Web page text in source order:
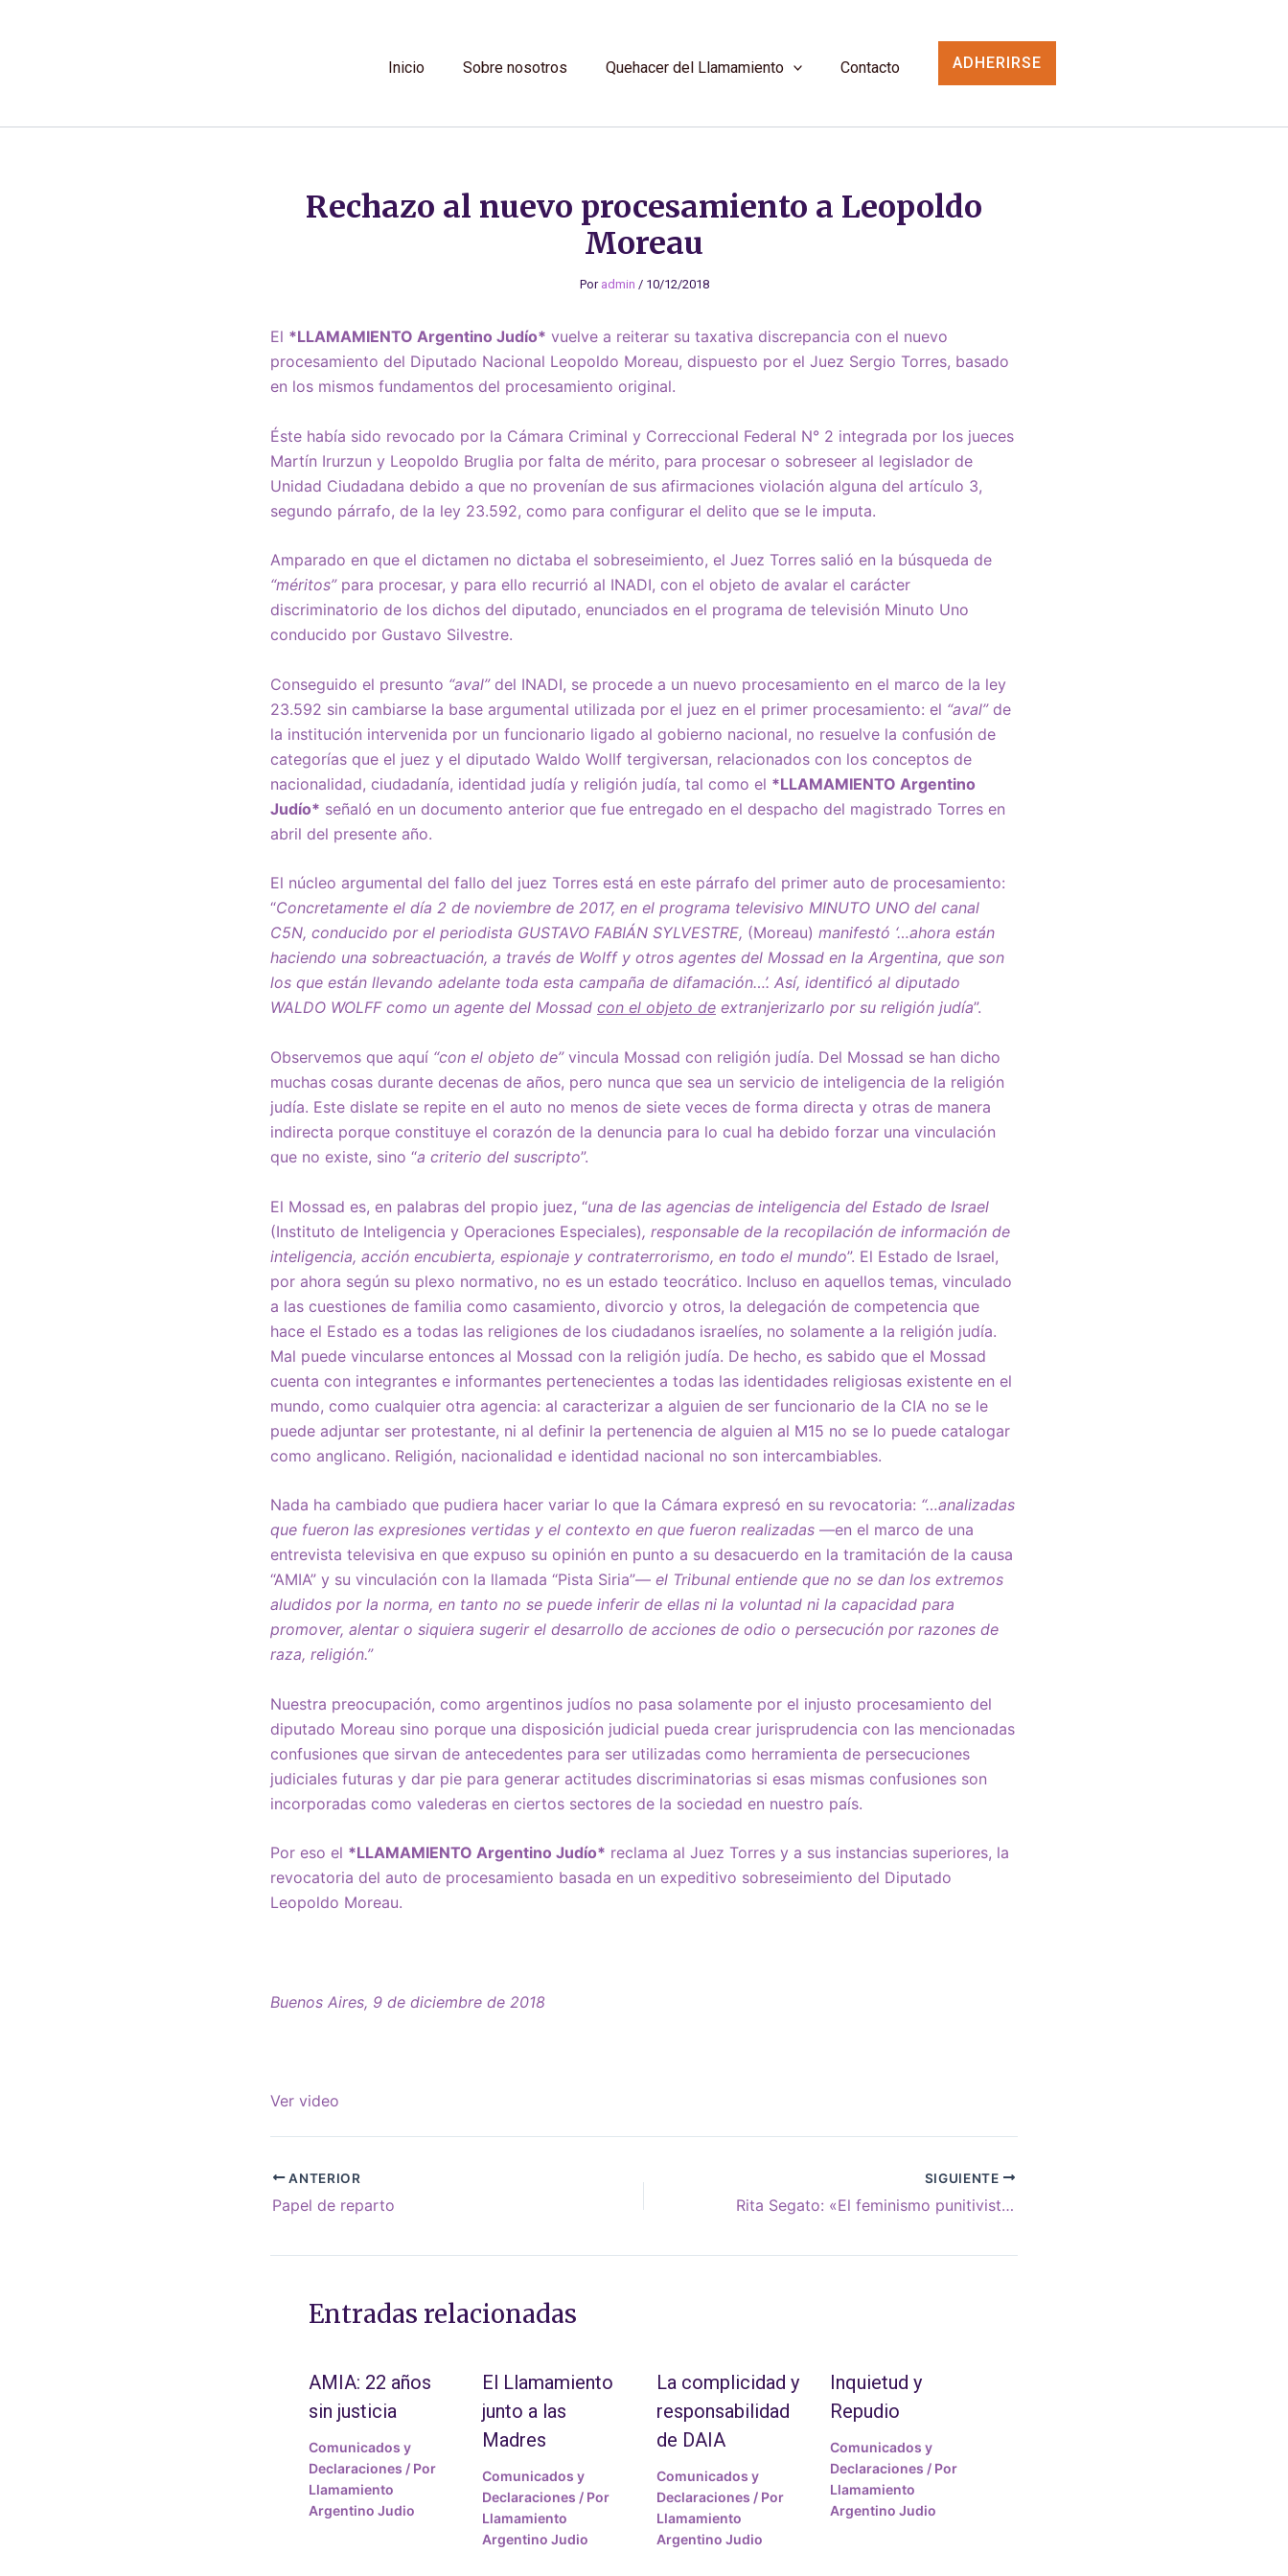
Inicio Sobre nosotros Quehacer del Llamamiento Contacto ADHERIRSE
Rechazo al nuevo procesamiento a Leopoldo
Moreau
Por admin / 10/12/2018
El *LLAMAMIENTO Argentino Judío* vuelve a reiterar su taxativa discrepancia con el nuevo
procesamiento del Diputado Nacional Leopoldo Moreau, dispuesto por el Juez Sergio Torres, basado
en los mismos fundamentos del procesamiento original.
Éste había sido revocado por la Cámara Criminal y Correccional Federal N° 2 integrada por los jueces
Martín Irurzun y Leopoldo Bruglia por falta de mérito, para procesar o sobreseer al legislador de
Unidad Ciudadana debido a que no provenían de sus afirmaciones violación alguna del artículo 3,
segundo párrafo, de la ley 23.592, como para configurar el delito que se le imputa.
Amparado en que el dictamen no dictaba el sobreseimiento, el Juez Torres salió en la búsqueda de
“méritos”para procesar, y para ello recurrió al INADI, con el objeto de avalar el carácter
discriminatorio de los dichos del diputado, enunciados en el programa de televisión Minuto Uno
conducido por Gustavo Silvestre.
Conseguido el presunto “aval”del INADI, se procede a un nuevo procesamiento en el marco de la ley
23.592 sin cambiarse la base argumental utilizada por el juez en el primer procesamiento: el “aval”de
la institución intervenida por un funcionario ligado al gobierno nacional, no resuelve la confusión de
categorías que el juez y el diputado Waldo Wollf tergiversan, relacionados con los conceptos de
nacionalidad, ciudadanía, identidad judía y religión judía, tal como el *LLAMAMIENTO Argentino
Judío* señaló en un documento anterior que fue entregado en el despacho del magistrado Torres en
abril del presente año.
El núcleo argumental del fallo del juez Torres está en este párrafo del primer auto de procesamiento:
“Concretamente el día 2 de noviembre de 2017, en el programa televisivo MINUTO UNO del canal
C5N, conducido por el periodista GUSTAVO FABIÁN SYLVESTRE, (Moreau) manifestó ‘…ahora están
haciendo una sobreactuación, a través de Wolff y otros agentes del Mossad en la Argentina, que son
los que están llevando adelante toda esta campaña de difamación…’. Así, identificó al diputado
WALDO WOLFF como un agente del Mossad con el objeto de extranjerizarlo por su religión judía”.
Observemos que aquí “con el objeto de”vincula Mossad con religión judía. Del Mossad se han dicho
muchas cosas durante decenas de años, pero nunca que sea un servicio de inteligencia de la religión
judía. Este dislate se repite en el auto no menos de siete veces de forma directa y otras de manera
indirecta porque constituye el corazón de la denuncia para lo cual ha debido forzar una vinculación
que no existe, sino “a criterio del suscripto”.
El Mossad es, en palabras del propio juez, “una de las agencias de inteligencia del Estado de Israel
(Instituto de Inteligencia y Operaciones Especiales), responsable de la recopilación de información de
inteligencia, acción encubierta, espionaje y contraterrorismo, en todo el mundo”. El Estado de Israel,
por ahora según su plexo normativo, no es un estado teocrático. Incluso en aquellos temas, vinculado
a las cuestiones de familia como casamiento, divorcio y otros, la delegación de competencia que
hace el Estado es a todas las religiones de los ciudadanos israelíes, no solamente a la religión judía.
Mal puede vincularse entonces al Mossad con la religión judía. De hecho, es sabido que el Mossad
cuenta con integrantes e informantes pertenecientes a todas las identidades religiosas existente en el
mundo, como cualquier otra agencia: al caracterizar a alguien de ser funcionario de la CIA no se le
puede adjuntar ser protestante, ni al definir la pertenencia de alguien al M15 no se lo puede catalogar
como anglicano. Religión, nacionalidad e identidad nacional no son intercambiables.
Nada ha cambiado que pudiera hacer variar lo que la Cámara expresó en su revocatoria: “…analizadas
que fueron las expresiones vertidas y el contexto en que fueron realizadas —en el marco de una
entrevista televisiva en que expuso su opinión en punto a su desacuerdo en la tramitación de la causa
“AMIA” y su vinculación con la llamada “Pista Siria”— el Tribunal entiende que no se dan los extremos
aludidos por la norma, en tanto no se puede inferir de ellas ni la voluntad ni la capacidad para
promover, alentar o siquiera sugerir el desarrollo de acciones de odio o persecución por razones de
raza, religión.”
Nuestra preocupación, como argentinos judíos no pasa solamente por el injusto procesamiento del
diputado Moreau sino porque una disposición judicial pueda crear jurisprudencia con las mencionadas
confusiones que sirvan de antecedentes para ser utilizadas como herramienta de persecuciones
judiciales futuras y dar pie para generar actitudes discriminatorias si esas mismas confusiones son
incorporadas como valederas en ciertos sectores de la sociedad en nuestro país.
Por eso el *LLAMAMIENTO Argentino Judío* reclama al Juez Torres y a sus instancias superiores, la
revocatoria del auto de procesamiento basada en un expeditivo sobreseimiento del Diputado
Leopoldo Moreau.
Buenos Aires, 9 de diciembre de 2018
Ver video
ANTERIOR
Papel de reparto
SIGUIENTE
Rita Segato: «El feminismo punitivista puede hacer caer por tierra una gran cantidad de conquistas»
Entradas relacionadas
AMIA: 22 años
sin justicia
Comunicados y
Declaraciones / Por
Llamamiento
Argentino Judio
El Llamamiento
junto a las
Madres
Comunicados y
Declaraciones / Por
Llamamiento
Argentino Judio
La complicidad y
responsabilidad
de DAIA
Comunicados y
Declaraciones / Por
Llamamiento
Argentino Judio
Inquietud y
Repudio
Comunicados y
Declaraciones / Por
Llamamiento
Argentino Judio